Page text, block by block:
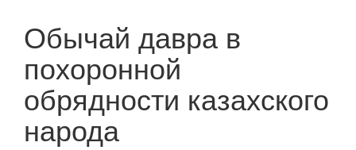
Обычай давра в
похоронной
обрядности казахского
народа